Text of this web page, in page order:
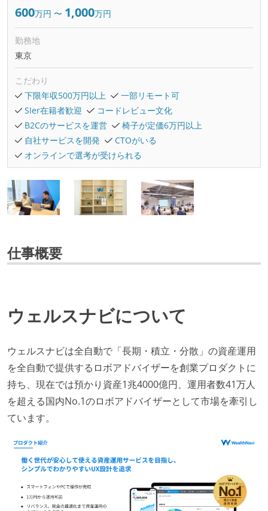
600万円 〜 1,000万円
勤務地
東京
こだわり
下限年収500万円以上
一部リモート可
SIer在籍者歓迎
コードレビュー文化
B2Cのサービスを運営
椅子が定価6万円以上
自社サービスを開発
CTOがいる
オンラインで選考が受けられる
仕事概要
ウェルスナビについて
ウェルスナビは全自動で「長期・積立・分散」の資産運用
を全自動で提供するロボアドバイザーを創業プロダクトに
持ち、現在では預かり資産1兆4000億円、運用者数41万人
を超える国内No.1のロボアドバイザーとして市場を牽引し
ています。